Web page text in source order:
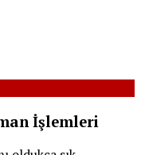
İşlemleri